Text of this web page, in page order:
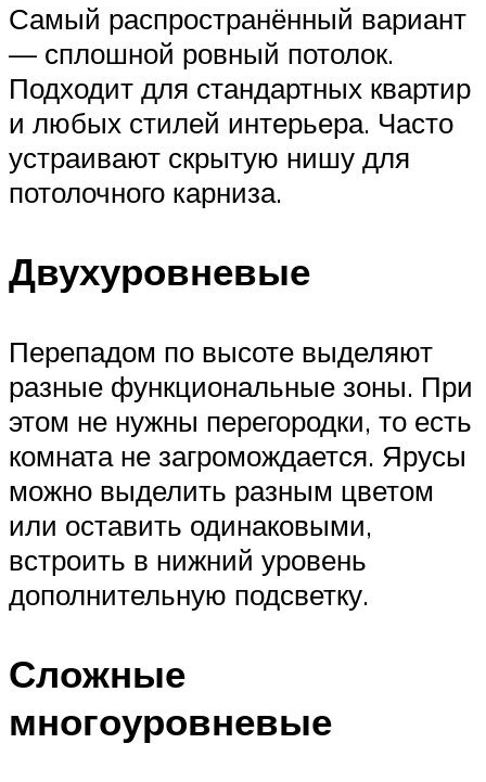
Самый распространённый вариант
— сплошной ровный потолок.
Подходит для стандартных квартир
и любых стилей интерьера. Часто
устраивают скрытую нишу для
потолочного карниза.
Двухуровневые
Перепадом по высоте выделяют
разные функциональные зоны. При
этом не нужны перегородки, то есть
комната не загромождается. Ярусы
можно выделить разным цветом
или оставить одинаковыми,
встроить в нижний уровень
дополнительную подсветку.
Сложные
многоуровневые